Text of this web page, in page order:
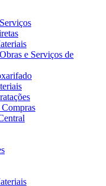
e Serviços de